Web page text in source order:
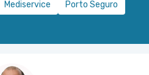
Mediservice
Porto Seguro